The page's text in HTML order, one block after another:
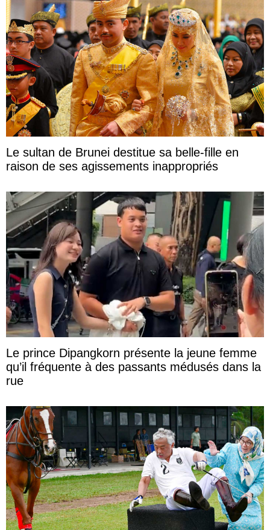
Le sultan de Brunei destitue sa belle-fille en
raison de ses agissements inappropriés
Le prince Dipangkorn présente la jeune femme
qu’il fréquente à des passants médusés dans la
rue